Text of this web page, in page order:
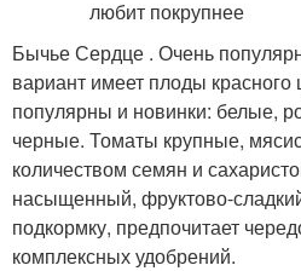
Бычье Сердце . Очень
вариант имеет плоды красного
популярны и новинки: белые,
черные. Томаты крупные,
количеством семян и
насыщенный, фруктово-
подкормку, предпочитает
комплексных удобрений.